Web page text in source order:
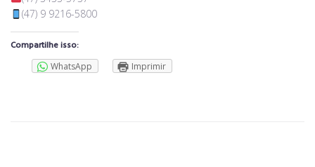
(47) 9 9216-5800
Compartilhe isso:
WhatsApp Imprimir